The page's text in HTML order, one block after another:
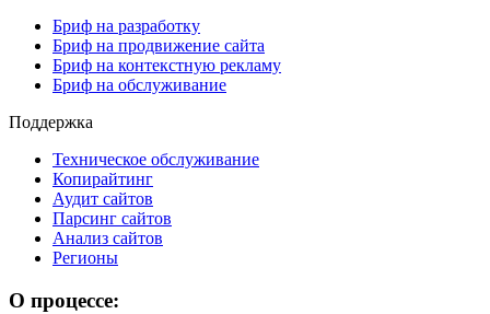
Бриф на разработку
Бриф на продвижение сайта
Бриф на контекстную рекламу
Бриф на обслуживание
Поддержка
Техническое обслуживание
Копирайтинг
Аудит сайтов
Парсинг сайтов
Анализ сайтов
Регионы
О процессе: